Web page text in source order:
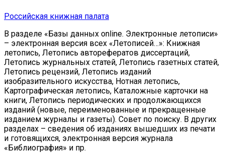
Российская книжная палата
В разделе «Базы данных online. Электронные летописи»
– электронная версия всех «Летописей…»: Книжная
летопись, Летопись авторефератов диссертаций,
Летопись журнальных статей, Летопись газетных статей,
Летопись рецензий, Летопись изданий
изобразительного искусства, Нотная летопись,
Картографическая летопись, Каталожные карточки на
книги, Летопись периодических и продолжающихся
изданий (новые, переименованные и прекращенные
изданием журналы и газеты). Совет по поиску. В других
разделах – сведения об изданиях вышедших из печати
и готовящихся, электронная версия журнала
«Библиография» и пр.